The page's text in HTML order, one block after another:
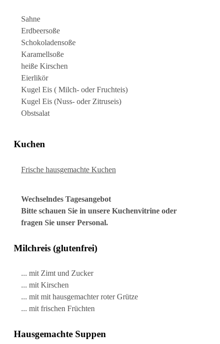
Sahne
Erdbeersoße
Schokoladensoße
Karamellsoße
heiße Kirschen
Eierlikör
Kugel Eis ( Milch- oder Fruchteis)
Kugel Eis (Nuss- oder Zitruseis)
Obstsalat
Kuchen
Frische hausgemachte Kuchen
Wechselndes Tagesangebot
Bitte schauen Sie in unsere Kuchenvitrine oder
fragen Sie unser Personal.
Milchreis (glutenfrei)
... mit Zimt und Zucker
... mit Kirschen
... mit mit hausgemachter roter Grütze
... mit frischen Früchten
Hausgemachte Suppen